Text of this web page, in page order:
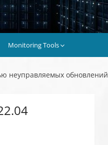
Monitoring Tools
неуправляемых обновлений